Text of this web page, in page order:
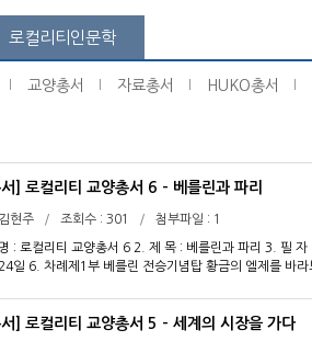
로컬리티인문학
교양총서 자료총서 HUKO총서
] 로컬리티 교양총서 6 - 베를린과 파리
김현주 조회수 301 첨부파일 1
: 로컬리티 교양총서 6 2. 제 목 : 베를린과 파리 3. 필
일 6. 차례제1부 베를린 전승기념탑 황금의 엘제를 바
적 건축 위에 세운 '현대성'강등과 조화: 그 속에서 만나
서] 로컬리티 교양총서 5 - 세계의 시장을 가다